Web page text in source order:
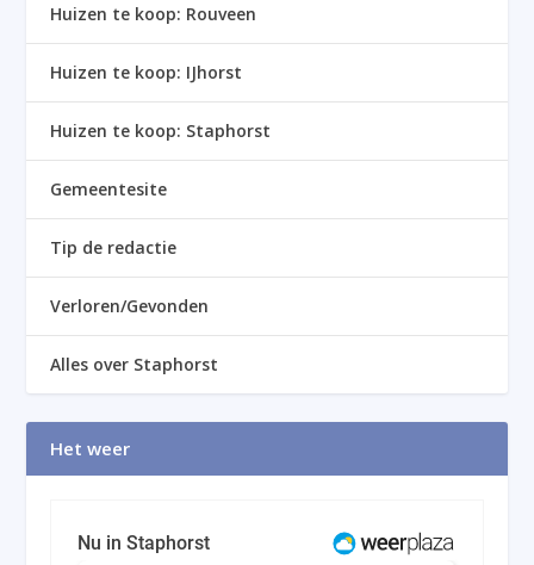
Huizen te koop: Rouveen
Huizen te koop: IJhorst
Huizen te koop: Staphorst
Gemeentesite
Tip de redactie
Verloren/Gevonden
Alles over Staphorst
Het weer